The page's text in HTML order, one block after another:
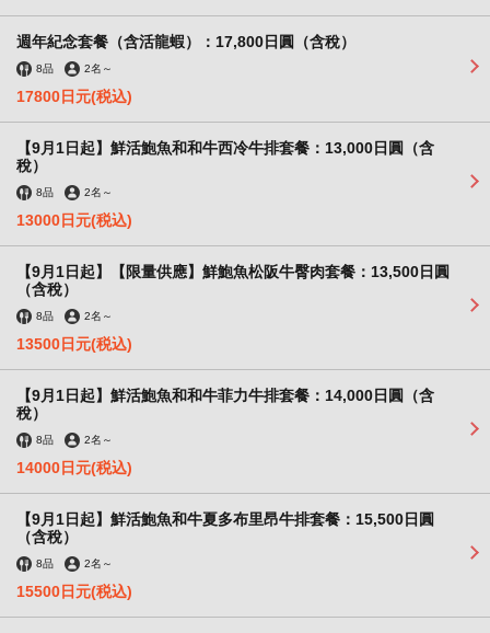
週年紀念套餐（含活龍蝦）：17,800日圓（含稅）
8品 2名 ～
17800日元(税込)
【9月1日起】鮮活鮑魚和和牛西冷牛排套餐：13,000日圓（含
稅）
8品 2名 ～
13000日元(税込)
【9月1日起】【限量供應】鮮鮑魚松阪牛臀肉套餐：13,500日圓
（含稅）
8品 2名 ～
13500日元(税込)
【9月1日起】鮮活鮑魚和和牛菲力牛排套餐：14,000日圓（含
稅）
8品 2名 ～
14000日元(税込)
【9月1日起】鮮活鮑魚和牛夏多布里昂牛排套餐：15,500日圓
（含稅）
8品 2名 ～
15500日元(税込)
套餐 | 鉄板焼ダイニングＫＵＮＩ
東京都江東区毛利１-11-1
https://teppanyakidining-kuni.owst.jp/courses
お店情報をコピー
閉じる